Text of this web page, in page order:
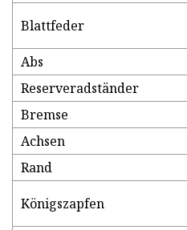
Blattfeder
Abs
Reserveradständer
Bremse
Achsen
Rand
Königszapfen